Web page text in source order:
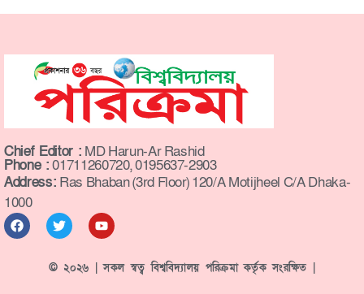
Chief Editor : MD Harun-Ar Rashid
Phone :01711260720, 0195637-2903
Address: Ras Bhaban (3rd Floor) 120/A Motijheel C/A Dhaka-
1000
© ২০২৬ | সকল স্বত্ব বিশ্ববিদ্যালয় পরিক্রমা কর্তৃক সংরক্ষিত |